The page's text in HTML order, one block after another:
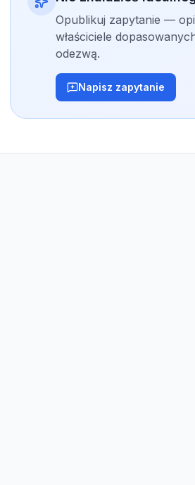
Opublikuj zapytanie —
właściciele
odezwą.
Napisz zapytanie